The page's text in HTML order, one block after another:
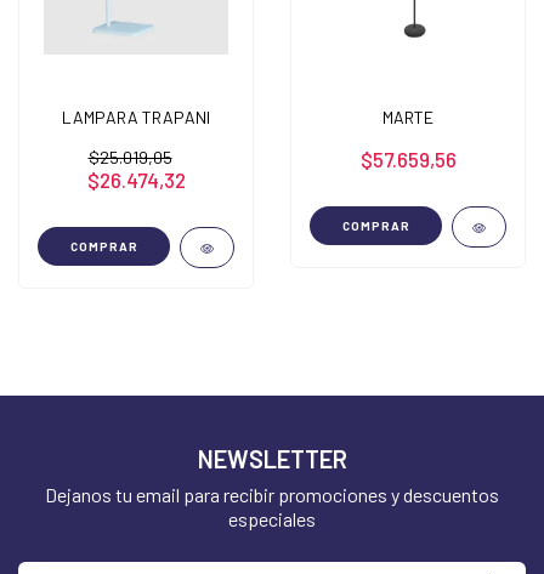
LAMPARA TRAPANI
$25.019,05
$26.474,32
COMPRAR
MARTE
$57.659,56
COMPRAR
NEWSLETTER
Dejanos tu email para recibir promociones y descuentos
especiales